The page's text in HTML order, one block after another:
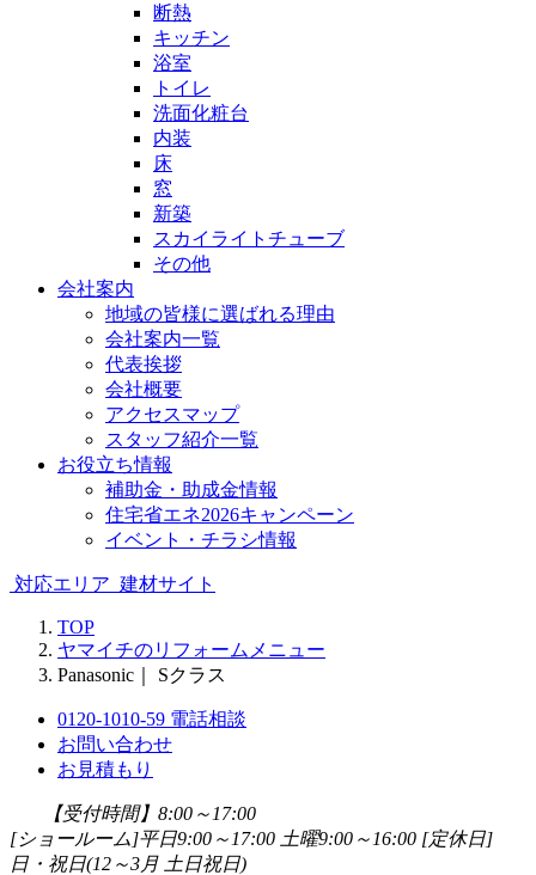
断熱
キッチン
浴室
トイレ
洗面化粧台
内装
床
窓
新築
スカイライトチューブ
その他
会社案内
地域の皆様に選ばれる理由
会社案内一覧
代表挨拶
会社概要
アクセスマップ
スタッフ紹介一覧
お役立ち情報
補助金・助成金情報
住宅省エネ2026キャンペーン
イベント・チラシ情報
対応エリア 建材サイト
TOP
ヤマイチのリフォームメニュー
Panasonic｜ Sクラス
0120-1010-59 電話相談
お問い合わせ
お見積もり
【受付時間】8:00～17:00
[ショールーム]平日9:00～17:00 土曜9:00～16:00 [定休日]
日・祝日(12～3月 土日祝日)